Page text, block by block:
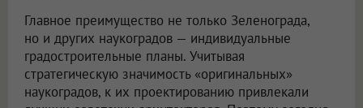
Главное преимущество не только Зеленограда,
но и других наукоградов — индивидуальные
градостроительные планы. Учитывая
стратегическую значимость «оригинальных»
наукоградов, к их проектированию привлекали